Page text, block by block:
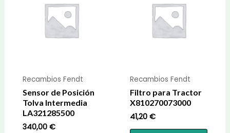
Recambios Fendt
Sensor de Posición
Tolva Intermedia
LA321285500
340,00 €
Recambios Fendt
Filtro para Tractor
X810270073000
41,20€